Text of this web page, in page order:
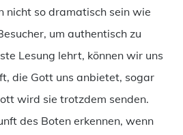
nicht so dramatisch sein wie
um authentisch zu
Lesung lehrt, können wir uns
die Gott uns anbietet, sogar
wird sie trotzdem senden.
des Boten erkennen, wenn